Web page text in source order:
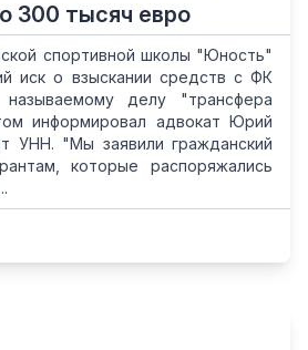
300 тысяч евро
спортивной школы "Юность"
иск о взыскании средств с ФК
делу "трансфера
информировал адвокат Юрий
УНН. "Мы заявили гражданский
которые распоряжались